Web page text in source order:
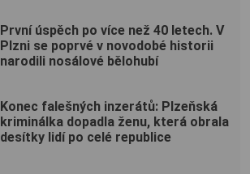
První úspěch po více než 40 letech. V
Plzni se poprvé v novodobé historii
narodili nosálové bělohubí
Konec falešných inzerátů: Plzeňská
kriminálka dopadla ženu, která obrala
desítky lidí po celé republice